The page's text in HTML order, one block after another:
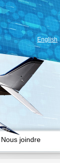
English
Nous joindre